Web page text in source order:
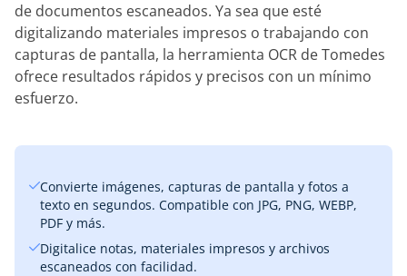
de documentos escaneados. Ya sea que esté
digitalizando materiales impresos o trabajando con
capturas de pantalla, la herramienta OCR de Tomedes
ofrece resultados rápidos y precisos con un mínimo
esfuerzo.
Convierte imágenes, capturas de pantalla y fotos a
texto en segundos. Compatible con JPG, PNG, WEBP,
PDF y más.
Digitalice notas, materiales impresos y archivos
escaneados con facilidad.